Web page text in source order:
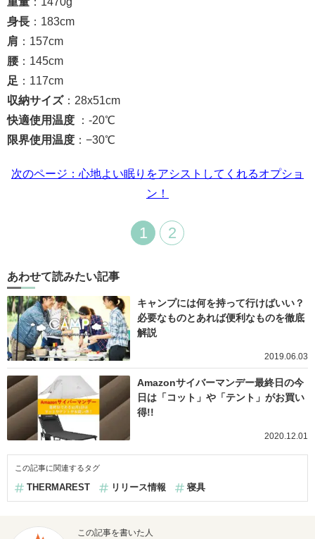
身長 ：183cm
肩 ：157cm
腰：145cm
足 ：117cm
収納サイズ：28x51cm
快適使用温度 ：-20℃
限界使用温度 ：−30℃
次のページ：心地よい眠りをアシストしてくれるオプショ
ン！
1 2
あわせて読みたい記事
キャンプには何を持って行けばいい？
必要なものとあれば便利なものを徹底
解説
2019.06.03
Amazonサイバーマンデー最終日の今
日は「コット」や「テント」がお買い
得!!
2020.12.01
この記事に関連するタグ
THERMAREST リリース情報 寝具
この記事を書いた人